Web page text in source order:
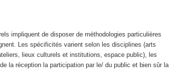
impliquent de disposer de méthodologies particulières
Les spécificités varient selon les disciplines (arts
lieux culturels et institutions, espace public), les
la réception la participation par le/ du public et bien sûr la